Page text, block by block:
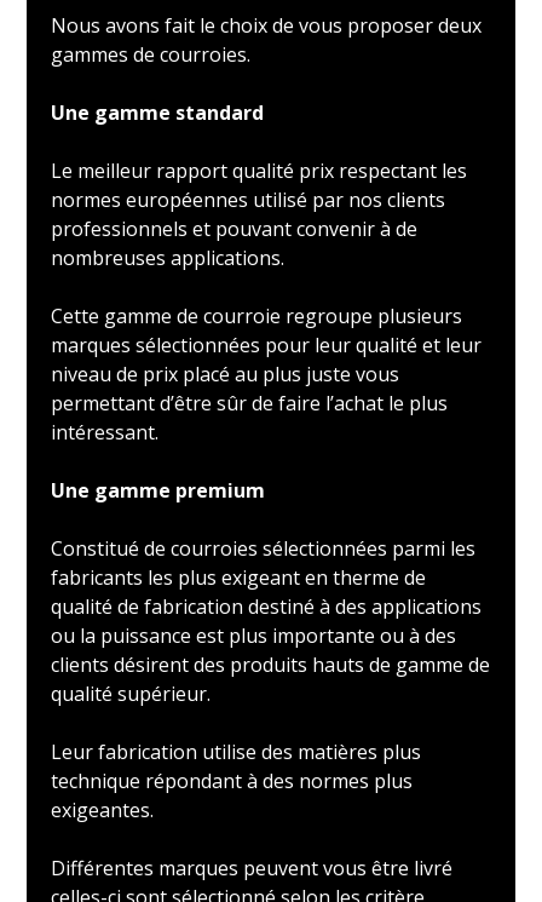
Nous avons fait le choix de vous proposer deux
gammes de courroies.
Une gamme standard
Le meilleur rapport qualité prix respectant les
normes européennes utilisé par nos clients
professionnels et pouvant convenir à de
nombreuses applications.
Cette gamme de courroie regroupe plusieurs
marques sélectionnées pour leur qualité et leur
niveau de prix placé au plus juste vous
permettant d’être sûr de faire l’achat le plus
intéressant.
Une gamme premium
Constitué de courroies sélectionnées parmi les
fabricants les plus exigeant en therme de
qualité de fabrication destiné à des applications
ou la puissance est plus importante ou à des
clients désirent des produits hauts de gamme de
qualité supérieur.
Leur fabrication utilise des matières plus
technique répondant à des normes plus
exigeantes.
Différentes marques peuvent vous être livré